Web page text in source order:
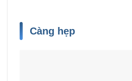
Càng hẹp